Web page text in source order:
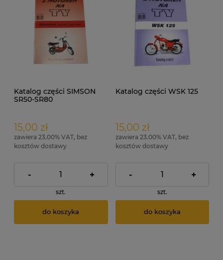
Katalog części SIMSON
SR50-SR80
15,00 zł
zawiera 23.00% VAT, bez
kosztów dostawy
- +
szt.
do koszyka
Katalog części WSK 125
15,00 zł
zawiera 23.00% VAT, bez
kosztów dostawy
- +
szt.
do koszyka